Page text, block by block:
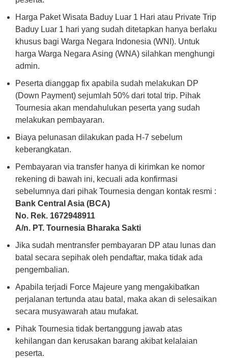
Harga Paket Wisata Baduy Luar 1 Hari atau Private Trip
Baduy Luar 1 hari yang sudah ditetapkan hanya berlaku
khusus bagi Warga Negara Indonesia (WNI). Untuk
harga Warga Negara Asing (WNA) silahkan menghungi
admin.
Peserta dianggap fix apabila sudah melakukan DP
(Down Payment) sejumlah 50% dari total trip. Pihak
Tournesia akan mendahulukan peserta yang sudah
melakukan pembayaran.
Biaya pelunasan dilakukan pada H-7 sebelum
keberangkatan.
Pembayaran via transfer hanya di kirimkan ke nomor
rekening di bawah ini, kecuali ada konfirmasi
sebelumnya dari pihak Tournesia dengan kontak resmi :
Bank Central Asia (BCA)
No. Rek. 1672948911
A/n. PT. Tournesia Bharaka Sakti
Jika sudah mentransfer pembayaran DP atau lunas dan
batal secara sepihak oleh pendaftar, maka tidak ada
pengembalian.
Apabila terjadi Force Majeure yang mengakibatkan
perjalanan tertunda atau batal, maka akan di selesaikan
secara musyawarah atau mufakat.
Pihak Tournesia tidak bertanggung jawab atas
kehilangan dan kerusakan barang akibat kelalaian
peserta.